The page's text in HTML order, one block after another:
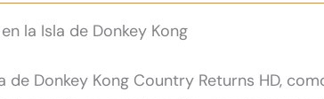
la Isla de Donkey Kong
de Donkey Kong Country Returns HD,